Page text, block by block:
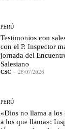
PERÚ
Testimonios con
con el P. Inspector
jornada del
Salesiano
CSC - 28/07/2026
PERÚ
«Dios no llama a los
a los que llama»: